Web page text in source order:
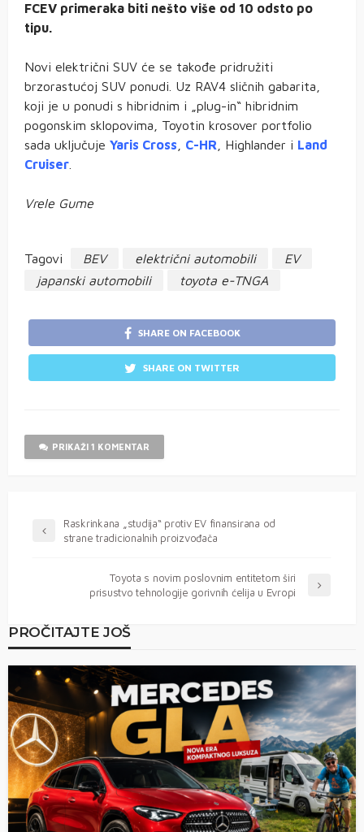
FCEV primeraka biti nešto više od 10 odsto po
tipu.
Novi električni SUV će se takođe pridružiti
brzorastućoj SUV ponudi. Uz RAV4 sličnih gabarita,
koji je u ponudi s hibridnim i „plug-in“ hibridnim
pogonskim sklopovima, Toyotin krosover portfolio
sada uključuje Yaris Cross C-HR , Highlander i Land
Cruiser
Vrele Gume
Tagovi BEV električni automobili
EV
japanski automobili
toyota e-TNGA
SHARE ON FACEBOOK
SHARE ON TWITTER
PRIKAŽI 1 KOMENTAR
Raskrinkana „studija“ protiv EV finansirana od
strane tradicionalnih proizvođača
Toyota s novim poslovnim entitetom širi
prisustvo tehnologije gorivnih ćelija u Evropi
PROČITAJTE JOŠ